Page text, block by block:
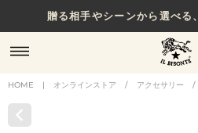
贈る相手やシーンから選べる
NEW IN｜
HOME | オンラインストア / アクセサリー /